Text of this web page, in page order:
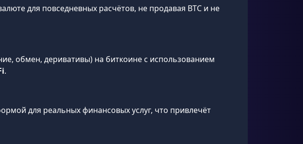
для повседневных расчётов, не продавая BTC и не
обмен, деривативы) на биткоине с использованием
.
для реальных финансовых услуг, что привлечёт